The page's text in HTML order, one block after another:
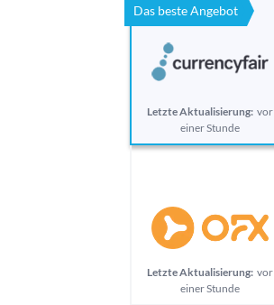
Das beste Angebot
Letzte Aktualisierung: vor
einer Stunde
Letzte Aktualisierung: vor
einer Stunde